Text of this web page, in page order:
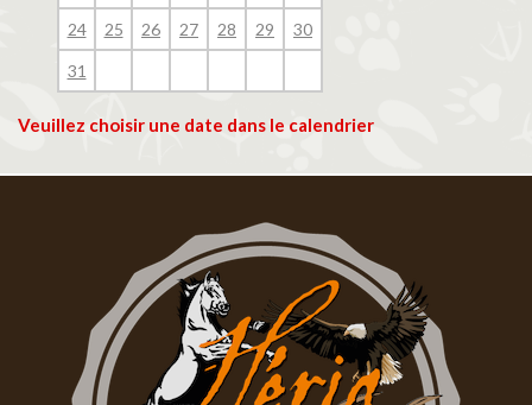
24 25 26 27 28 29 30
31
Veuillez choisir une date dans le calendrier